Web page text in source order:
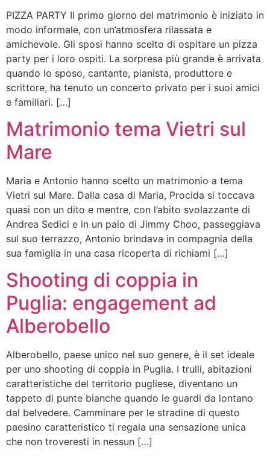
PIZZA PARTY Il primo giorno del matrimonio è iniziato in
modo informale, con un’atmosfera rilassata e
amichevole. Gli sposi hanno scelto di ospitare un pizza
party per i loro ospiti. La sorpresa più grande è arrivata
quando lo sposo, cantante, pianista, produttore e
scrittore, ha tenuto un concerto privato per i suoi amici
e familiari. […]
Matrimonio tema Vietri sul
Mare
Maria e Antonio hanno scelto un matrimonio a tema
Vietri sul Mare. Dalla casa di Maria, Procida si toccava
quasi con un dito e mentre, con l’abito svolazzante di
Andrea Sedici e in un paio di Jimmy Choo, passeggiava
sul suo terrazzo, Antonio brindava in compagnia della
sua famiglia in una casa ricoperta di richiami […]
Shooting di coppia in
Puglia: engagement ad
Alberobello
Alberobello, paese unico nel suo genere, è il set ideale
per uno shooting di coppia in Puglia. I trulli, abitazioni
caratteristiche del territorio pugliese, diventano un
tappeto di punte bianche quando le guardi da lontano
dal belvedere. Camminare per le stradine di questo
paesino caratteristico ti regala una sensazione unica
che non troveresti in nessun […]